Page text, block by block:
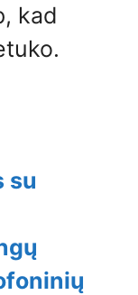
kad
su